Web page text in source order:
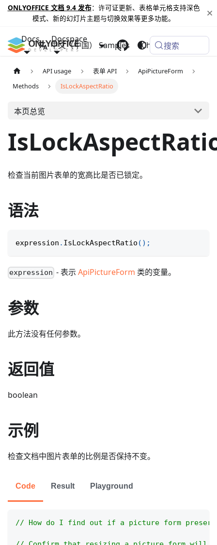
ONLYOFFICE 文档 9.4 发布：许可证更新、表格单元格支持深色
模式、新的幻灯片主题与切换效果等更多功能。
Docs Docspace
Samples Changelog
中文（中国） 搜索
API usage 表单 API
ApiPictureForm
Methods
IsLockAspectRatio
本页总览
检查当前图片表单的宽高比是否已锁定。
语法
expression . IsLockAspectRatio ( ) ;
expression - 表示ApiPictureForm 类的变量。
参数
此方法没有任何参数。
返回值
boolean
示例
检查文档中图片表单的比例是否保持不变。
Code Result Playground
// How do I find out if a picture form